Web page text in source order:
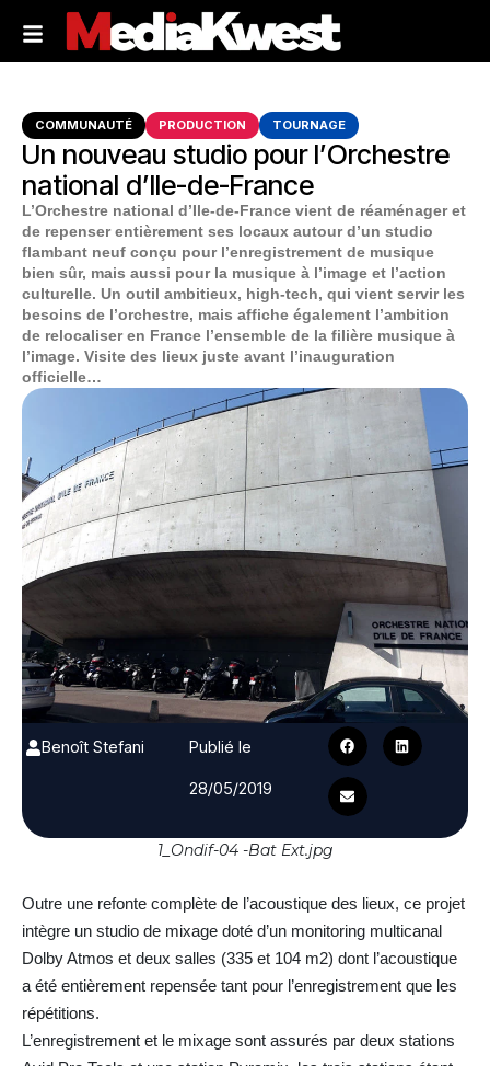
COMMUNAUTÉ PRODUCTION TOURNAGE
Un nouveau studio pour l’Orchestre
national d’Ile-de-France
L’Orchestre national d’Ile-de-France vient de réaménager et
de repenser entièrement ses locaux autour d’un studio
flambant neuf conçu pour l’enregistrement de musique
bien sûr, mais aussi pour la musique à l’image et l’action
culturelle. Un outil ambitieux, high-tech, qui vient servir les
besoins de l’orchestre, mais affiche également l’ambition
de relocaliser en France l’ensemble de la filière musique à
l’image. Visite des lieux juste avant l’inauguration
officielle…
Benoît Stefani
Publié le
28/05/2019
1_Ondif-04 -Bat Ext.jpg
Outre une refonte complète de l’acoustique des lieux, ce projet
intègre un studio de mixage doté d’un monitoring multicanal
Dolby Atmos et deux salles (335 et 104 m2) dont l’acoustique
a été entièrement repensée tant pour l’enregistrement que les
répétitions.
L’enregistrement et le mixage sont assurés par deux stations